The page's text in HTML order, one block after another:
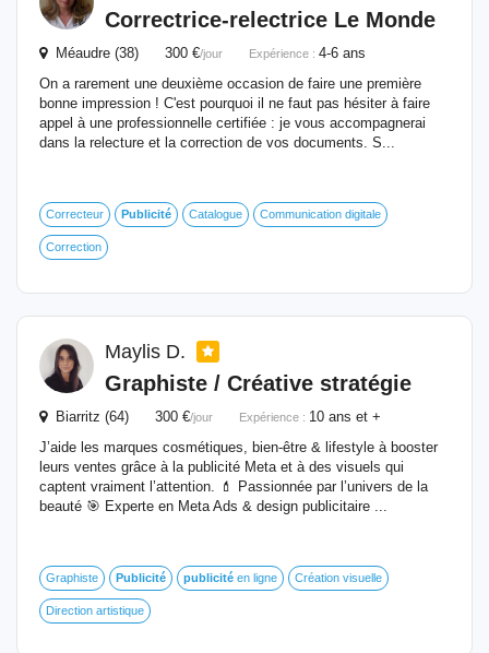
Correctrice-relectrice Le Monde
Méaudre (38) 300 €/jour Expérience : 4-6 ans
On a rarement une deuxième occasion de faire une première
bonne impression ! C'est pourquoi il ne faut pas hésiter à faire
appel à une professionnelle certifiée : je vous accompagnerai
dans la relecture et la correction de vos documents. S...
Correcteur Publicité Catalogue Communication digitale
Correction
Maylis D.
Graphiste / Créative stratégie
Biarritz (64) 300 €/jour Expérience : 10 ans et +
J’aide les marques cosmétiques, bien-être & lifestyle à booster
leurs ventes grâce à la publicité Meta et à des visuels qui
captent vraiment l’attention. 💄 Passionnée par l’univers de la
beauté 🎯 Experte en Meta Ads & design publicitaire ...
Graphiste Publicité publicité en ligne Création visuelle
Direction artistique